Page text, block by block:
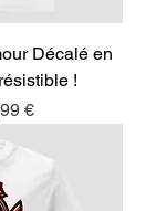
Décalé en
!
promotionnel
€